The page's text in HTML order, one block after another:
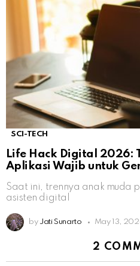
SCI-TECH
Life Hack Digital 2026:
Aplikasi Wajib untuk
Saat ini, trennya anak muda
asisten digital
by Jati Sunarto May 13,
2